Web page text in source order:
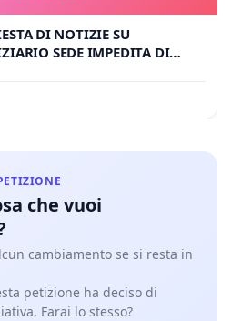
DI NOTIZIE SU
SEDE IMPEDITA DI
che vuoi
cambiamento se si resta in
petizione ha deciso di
Farai lo stesso?